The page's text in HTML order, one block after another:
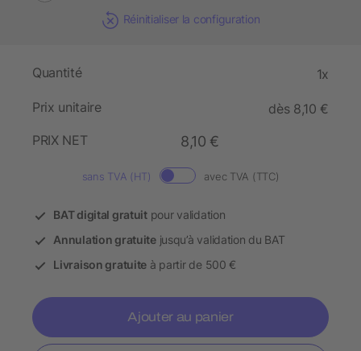
Réinitialiser la configuration
Quantité 1x
Prix unitaire
dès 8,10 €
PRIX NET
8,10 €
sans TVA (HT) avec TVA (TTC)
BAT digital gratuitpour validation
Annulation gratuitejusqu’à validation du BAT
Livraison gratuite à partir de 500 €
Ajouter au panier